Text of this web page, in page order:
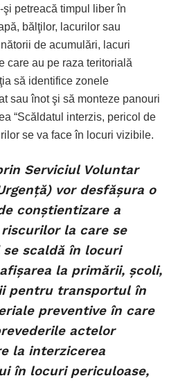
petreacă timpul liber în
bălţilor, lacurilor sau
de acumulări, lacuri
care au pe raza teritorială
să identifice zonele
sau înot şi să monteze panouri
“Scăldatul interzis, pericol de
se va face în locuri vizibile.
Serviciul Voluntar
vor desfăşura o
conştientizare a
la care se
scaldă în locuri
la primării, şcoli,
pentru transportul în
preventive în care
actelor
la interzicerea
în locuri periculoase,